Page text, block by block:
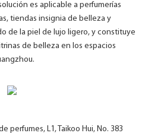
es aplicable a perfumerías
tiendas insignia de belleza y
de la piel de lujo ligero, y constituye
de belleza en los espacios
perfumes, L1, Taikoo Hui, No. 383